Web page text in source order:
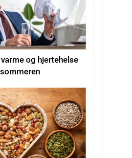
og hjertehelse